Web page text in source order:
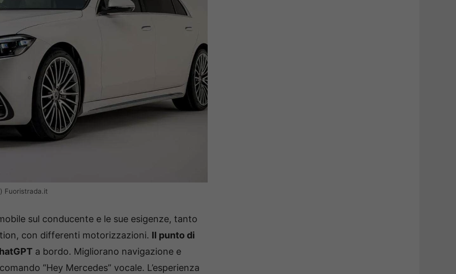
Fuoristrada.it
sul conducente e le sue esigenze, tanto
con differenti motorizzazioni. Il punto di
a bordo. Migliorano navigazione e
“Hey Mercedes” vocale. L’esperienza